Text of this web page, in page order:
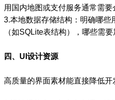
用国内地图或支付服务通常需要
3.本地数据存储结构：明确哪些
（如SQLite表结构），哪些需
四、UI设计资源
高质量的界面素材能直接降低开